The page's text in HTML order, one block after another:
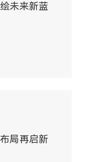
未来新蓝
局再启新